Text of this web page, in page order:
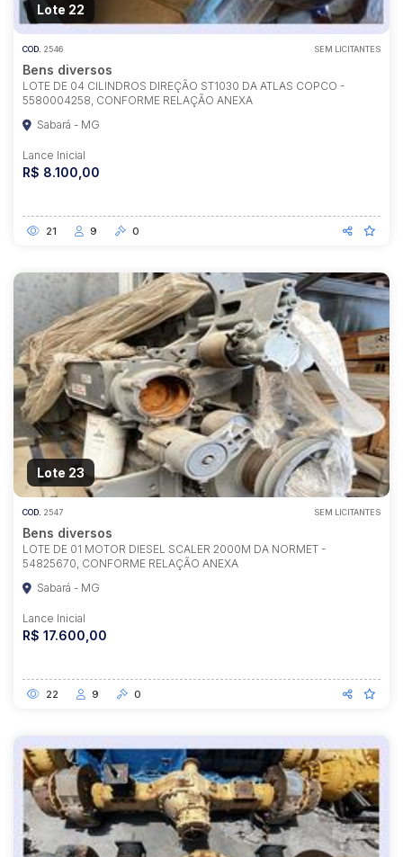
Lote 22
COD. 2546 SEM LICITANTES
Bens diversos
LOTE DE 04 CILINDROS DIREÇÃO ST1030 DA ATLAS COPCO -
5580004258, CONFORME RELAÇÃO ANEXA
Sabará - MG
Lance Inicial
R$ 8.100,00
21 9 0
Lote 23
COD. 2547 SEM LICITANTES
Bens diversos
LOTE DE 01 MOTOR DIESEL SCALER 2000M DA NORMET -
54825670, CONFORME RELAÇÃO ANEXA
Sabará - MG
Lance Inicial
R$ 17.600,00
22 9 0